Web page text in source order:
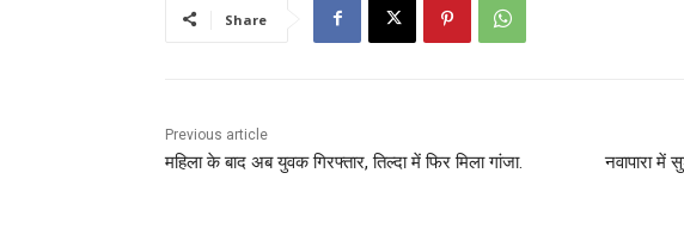
Share
Previous article
महिला के बाद अब युवक गिरफ्तार, तिल्दा में फिर मिला गांजा.
नवापारा